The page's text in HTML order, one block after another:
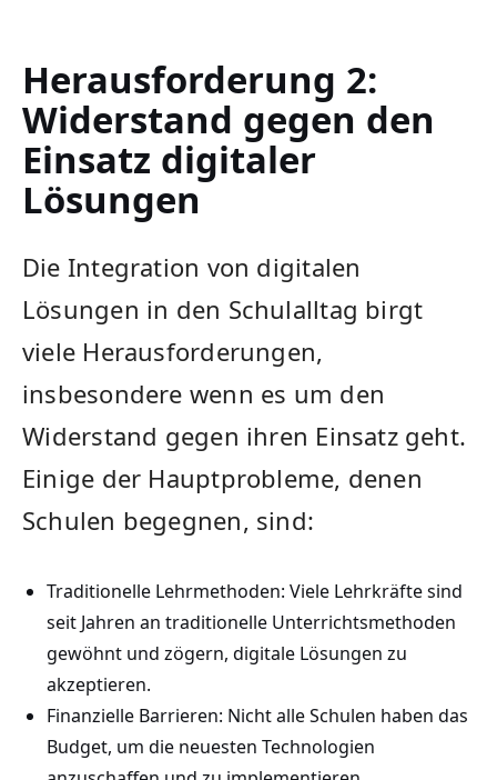
Herausforderung 2:
Widerstand gegen den
Einsatz digitaler
Lösungen
Die Integration von digitalen
Lösungen in den Schulalltag birgt
‌viele Herausforderungen,
insbesondere wenn es um den
⁤Widerstand‍ gegen ihren Einsatz geht.‌
Einige​ der Hauptprobleme, denen
Schulen begegnen, sind:
Traditionelle Lehrmethoden:⁤ Viele Lehrkräfte sind
seit Jahren⁤ an traditionelle Unterrichtsmethoden
gewöhnt ⁤und zögern,‌ digitale Lösungen zu
akzeptieren.
Finanzielle⁣ Barrieren:‌ Nicht alle Schulen haben das⁤
Budget, ‌um die neuesten ⁢Technologien ​